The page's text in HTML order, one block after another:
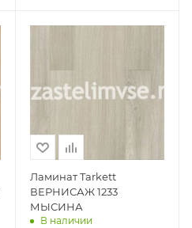
Ламинат Tarkett
ВЕРНИСАЖ 1233
МЫСИНА
В наличии